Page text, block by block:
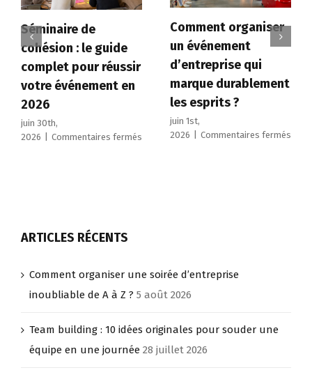
Séminaire de
cohésion : le guide
complet pour réussir
votre événement en
2026
juin 30th,
2026
Commentaires fermés
votre
événement
Comment organiser
un événement
d’entreprise qui
marque durablement
les esprits ?
juin 1st,
2026
Commentaires fermés
ARTICLES RÉCENTS
Comment organiser une soirée d’entreprise
inoubliable de A à Z ? 5 août 2026
Team building : 10 idées originales pour souder une
équipe en une journée 28 juillet 2026